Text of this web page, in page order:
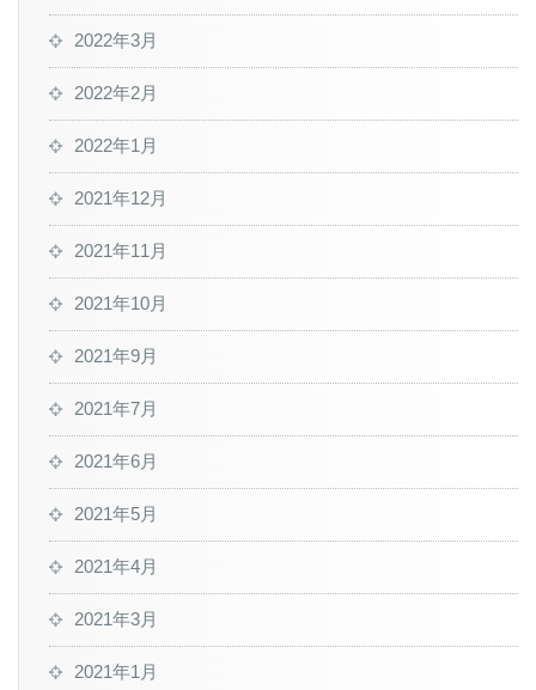
2022年3月
2022年2月
2022年1月
2021年12月
2021年11月
2021年10月
2021年9月
2021年7月
2021年6月
2021年5月
2021年4月
2021年3月
2021年1月